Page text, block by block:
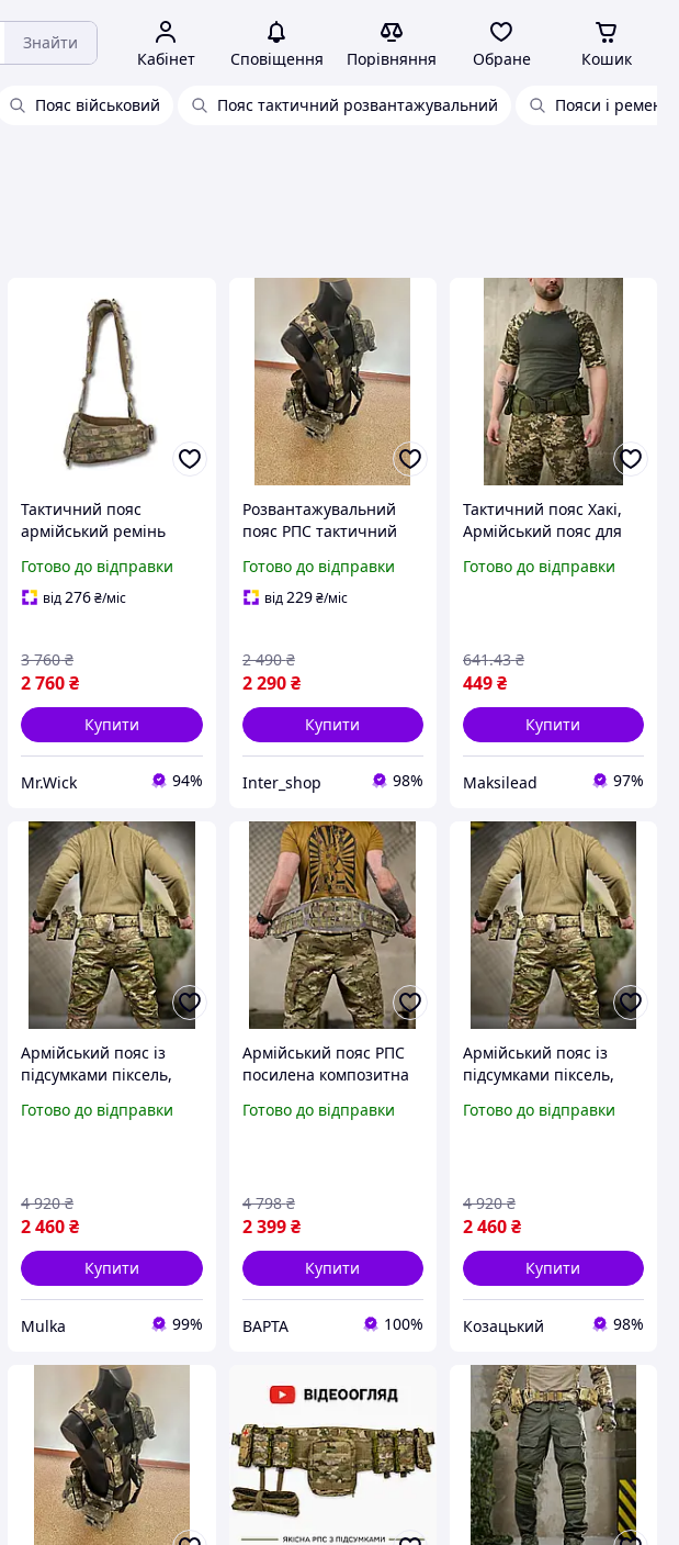
Знайти
Кабінет Сповіщення Порівняння Обране Кошик
Пояс військовий Пояс тактичний розвантажувальний Пояси і ремені
Тактичний пояс
армійський ремінь
військовий MOLLE для
спорядження бойовий
Готово до відправки
від276₴/міс
2 760₴
3 760 ₴
Купити
Mr.Wick 94%
Розвантажувальний
пояс РПС тактичний
армійський пояс для
ЗСУ Тактичний на 8
Готово до відправки
від229 ₴/міс
2 290 ₴
2 490 ₴
Купити
Inter_shop 98%
Тактичний пояс Хакі,
Армійський пояс для
Розвантажувальний
Готово до відправки
449₴
641.43 ₴
Купити
Maksilead 97%
Армійський пояс із
підсумками піксель,
пояс РПС, тактичний
Готово до відправки
2 460₴
4 920 ₴
Купити
Mulka 99%
Армійський пояс РПС
посилена композитна
військове
Готово до відправки
2 399 ₴
4 798 ₴
Купити
ВАРТА 100%
Армійський пояс із
підсумками піксель,
пояс РПС, тактичний
Готово до відправки
2 460₴
4 920 ₴
Купити
Козацький 98%